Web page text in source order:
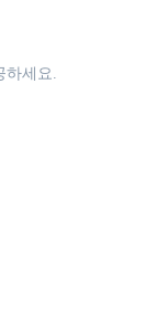
하세요.